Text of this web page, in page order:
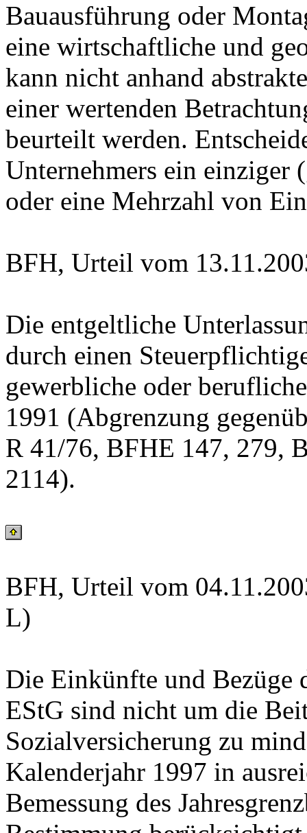
Bauausführung oder
eine wirtschaftliche und
kann nicht anhand
einer wertenden
beurteilt werden.
Unternehmers ein einziger
oder eine Mehrzahl von
BFH, Urteil vom
Die entgeltliche
durch einen
gewerbliche oder
1991 (Abgrenzung
R 41/76, BFHE 147, 279,
2114).
BFH, Urteil vom
L)
Die Einkünfte und Bezüge
EStG sind nicht um die
Sozialversicherung zu
Kalenderjahr 1997 in
Bemessung des